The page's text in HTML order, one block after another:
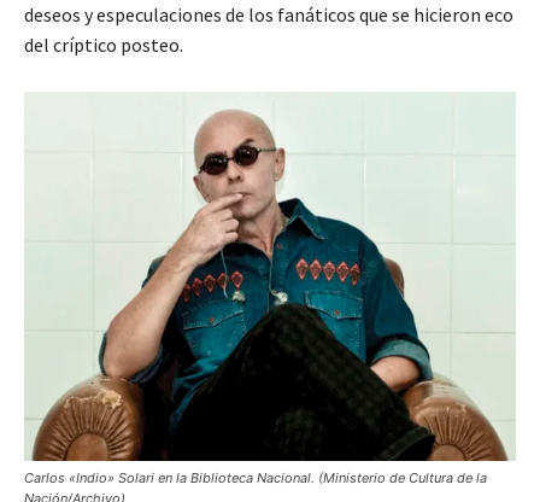
deseos y especulaciones de los fanáticos que se hicieron eco
del críptico posteo.
Carlos «Indio» Solari en la Biblioteca Nacional. (Ministerio de Cultura de la
Nación/Archivo)